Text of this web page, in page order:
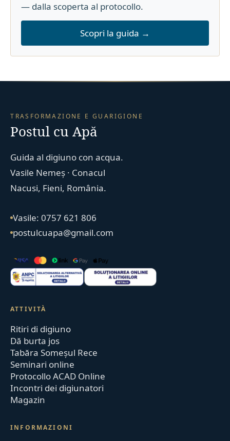
— dalla scoperta al protocollo.
Scopri la guida →
TRASFORMAZIONE E GUARIGIONE
Postul cu Apă
Guida al digiuno con acqua.
Vasile Nemeș · Conacul
Nacusi, Fieni, România.
Vasile: 0757 621 806
postulcuapa@gmail.com
ATTIVITÀ
Ritiri di digiuno
Dă burta jos
Tabăra Someșul Rece
Seminari online
Protocollo ACAD Online
Incontri dei digiunatori
Magazin
INFORMAZIONI